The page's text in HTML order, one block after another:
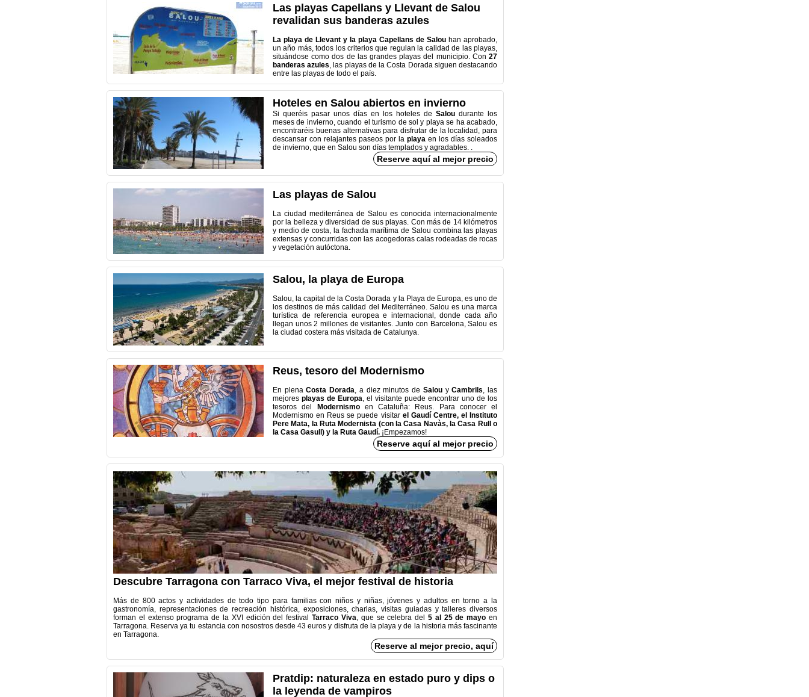
Las playas Capellans y Llevant de Salou
revalidan sus banderas azules
La playa de Llevant y la playa Capellans de Salou han aprobado,
un año más, todos los criterios que regulan la calidad de las playas,
situándose como dos de las grandes playas del municipio. Con27
banderas azules, las playas de la Costa Dorada siguen destacando
entre las playas de todo el país.
Hoteles en Salou abiertos en invierno
Si queréis pasar unos días en los hoteles de Salou durante los
meses de invierno, cuando el turismo de sol y playa se ha acabado,
encontraréis buenas alternativas para disfrutar de la localidad, para
descansar con relajantes paseos por la playa en los días soleados
de invierno, que en Salou son días templados y agradables. .
Reserve aquí al mejor precio
Las playas de Salou
La ciudad mediterránea de Salou es conocida internacionalmente
por la belleza y diversidad de sus playas. Con más de 14 kilómetros
y medio de costa, la fachada marítima de Salou combina las playas
extensas y concurridas con las acogedoras calas rodeadas de rocas
y vegetación autóctona.
Salou, la playa de Europa
Salou, la capital de la Costa Dorada y la Playa de Europa, es uno de
los destinos de más calidad del Mediterráneo. Salou es una marca
turística de referencia europea e internacional, donde cada año
llegan unos 2 millones de visitantes.Junto con Barcelona, ​​Salou es
la ciudad costera más visitada de Catalunya.
Reus, tesoro del Modernismo
En plenaCosta Dorada, a diez minutos de Salou yCambrils, las
mejores playas de Europa, el visitante puede encontrar uno de los
tesoros del
Modernismo en Cataluña: Reus. Para conocer el
Modernismo en Reus se puede visitarel Gaudí Centre,el Instituto
Pere Mata, la Ruta Modernista (con la Casa Navàs, la Casa Rull o
la Casa Gasull) y la Ruta Gaudí. ¡Empezamos!
Reserve aquí al mejor precio
Descubre Tarragona con Tarraco Viva, el mejor festival de historia
Más de 800 actos y actividades de todo tipo para familias con niños y niñas, jóvenes y adultos en torno a la
gastronomía, representaciones de recreación histórica, exposiciones, charlas, visitas guiadas y talleres diversos
forman el extenso programa de la XVI edición del festivalTarraco Viva, que se celebra del 5 al 25 de mayo en
Tarragona. Reserva ya tu estancia con nosostros desde 43 euros y disfruta de la playa y de la historia más fascinante
en Tarragona.
Reserve al mejor precio, aquí
Pratdip: naturaleza en estado puro y dips o
la leyenda de vampiros